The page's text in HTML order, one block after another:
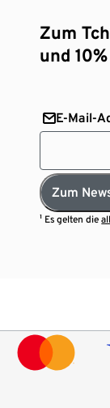
Zum
und
E-Mail-
Zum
¹ Es gelten die